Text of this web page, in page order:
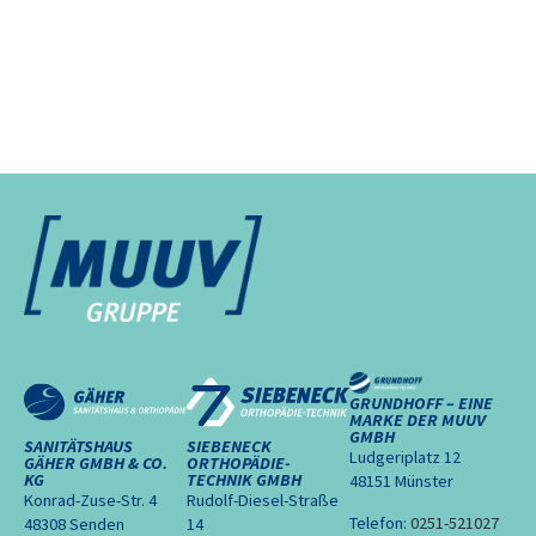
SANITÄTSHAUS
GÄHER GMBH & CO.
KG
Konrad-Zuse-Str. 4
48308 Senden
SIEBENECK
ORTHOPÄDIE-
TECHNIK GMBH
Rudolf-Diesel-Straße
14
GRUNDHOFF – EINE
MARKE DER MUUV
GMBH
Ludgeriplatz 12
48151 Münster
Telefon: 0251-521027